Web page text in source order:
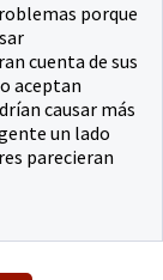
porque
cuenta de sus
aceptan
causar más
un lado
parecieran